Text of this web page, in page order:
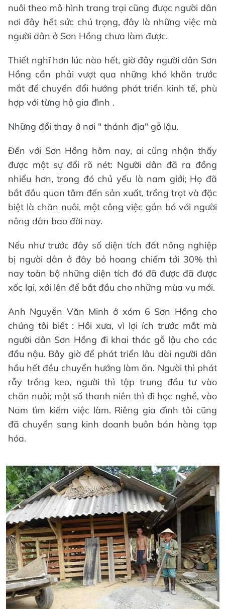
nuôi theo mô hình trang trại cũng được người dân
nơi đây hết sức chú trọng, đây là những việc mà
người dân ở Sơn Hồng chưa làm được.
Thiết nghĩ hơn lúc nào hết, giờ đây người dân Sơn
Hồng cần phải vượt qua những khó khăn trước
mắt để chuyển đổi hướng phát triển kinh tế, phù
hợp với từng hộ gia đình .
Những đổi thay ở nơi " thánh địa" gỗ lậu.
Đến với Sơn Hồng hôm nay, ai cũng nhận thấy
được một sự đổi rõ nét: Người dân đã ra đồng
nhiểu hơn, trong đó chủ yếu là nam giới; Họ đã
bắt đầu quan tâm đến sản xuất, trồng trọt và đặc
biệt là chăn nuôi, một công việc gắn bó với người
nông dân bao đời nay.
Nếu như trước đây số diện tích đất nông nghiệp
bị người dân ở đây bỏ hoang chiếm tới 30% thì
nay toàn bộ những diện tích đó đã được đã được
xốc lại, xới lên để bắt đầu cho những mùa vụ mới.
Anh Nguyễn Văn Minh ở xóm 6 Sơn Hồng cho
chúng tôi biết : Hồi xưa, vì lợi ích trước mắt mà
người dân Sơn Hồng đi khai thác gỗ lậu cho các
đầu nậu. Bây giờ để phát triển lâu dài người dân
hầu hết đều chuyển hướng làm ăn. Người thì phát
rẫy trồng keo, người thì tập trung đầu tư vào
chăn nuôi; một số thanh niên thì đi học nghề, vào
Nam tìm kiếm việc làm. Riêng gia đình tôi cũng
đã chuyển sang kinh doanh buôn bán hàng tạp
hóa.